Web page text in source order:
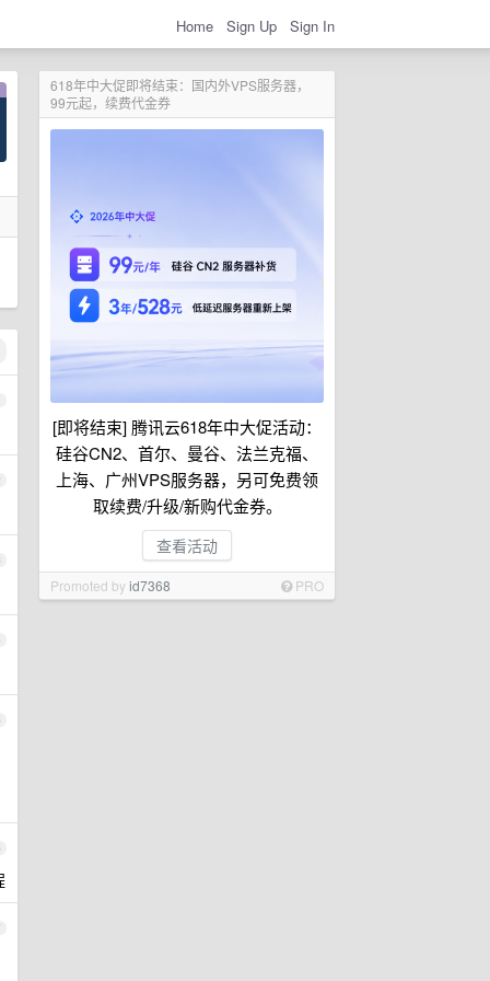
Home Sign Up Sign In
618年中大促即将结束：国内外VPS服务器，
99元起，续费代金券
[即将结束] 腾讯云618年中大促活动：
硅谷CN2、首尔、曼谷、法兰克福、
上海、广州VPS服务器，另可免费领
取续费/升级/新购代金券。
查看活动
Promoted byid7368 PRO